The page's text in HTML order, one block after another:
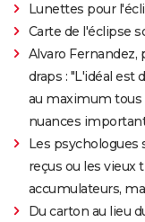
Lunettes pour
Carte de l'éclipse
Alvaro Fernandez,
draps : "L'idéal est
au maximum tous
nuances
Les psychologues
reçus ou les vieux
accumulateurs,
Du carton au lieu